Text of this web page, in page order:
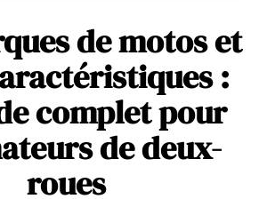
de motos et
:
complet pour
de deux-
roues